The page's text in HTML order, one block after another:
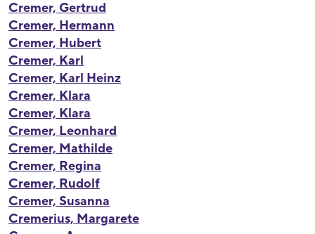
Cremer, Gertrud
Cremer, Hermann
Cremer, Hubert
Cremer, Karl
Cremer, Karl Heinz
Cremer, Klara
Cremer, Klara
Cremer, Leonhard
Cremer, Mathilde
Cremer, Regina
Cremer, Rudolf
Cremer, Susanna
Cremerius, Margarete